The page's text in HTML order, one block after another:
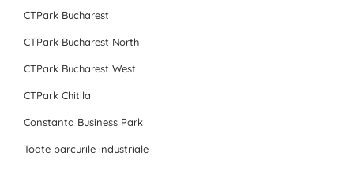
CTPark Bucharest
CTPark Bucharest North
CTPark Bucharest West
CTPark Chitila
Constanta Business Park
Toate parcurile industriale